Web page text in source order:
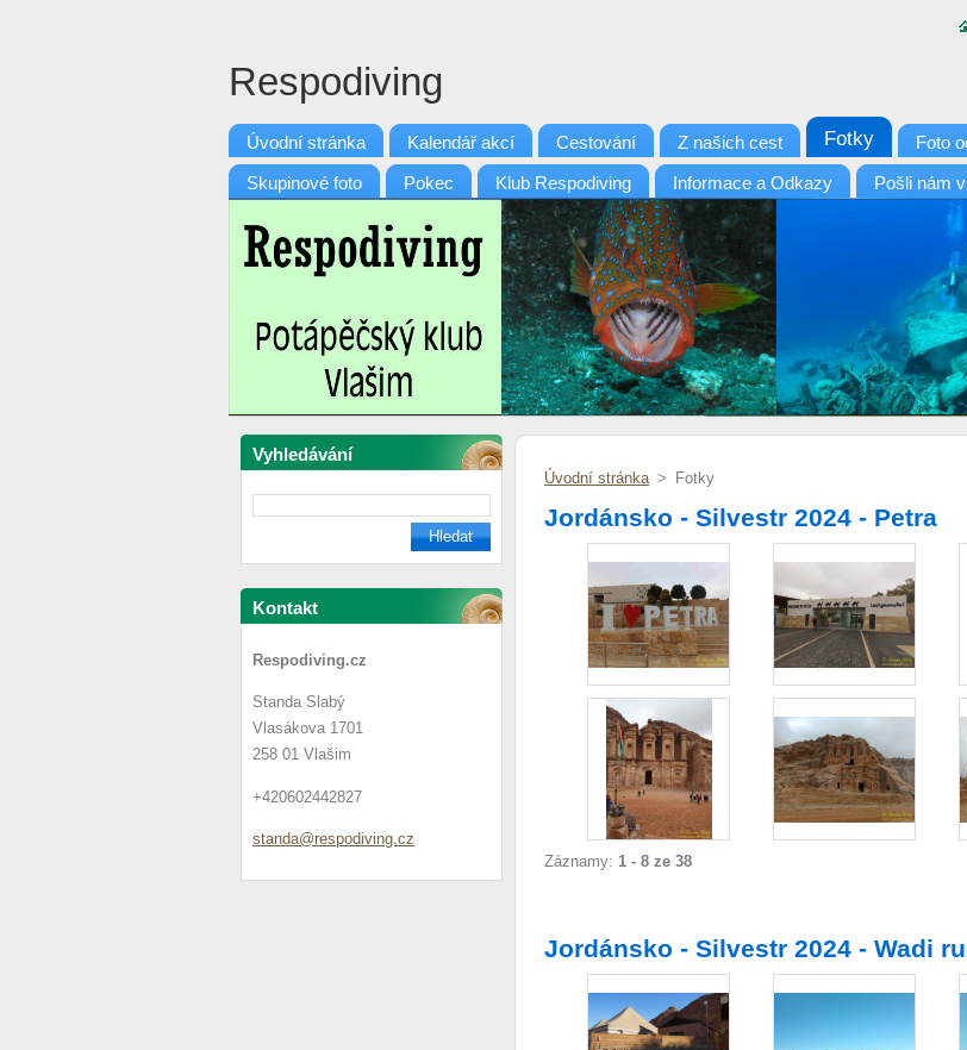
Respodiving
Úvodní stránka Kalendář akcí Cestování Z našich cest Fotky Foto
Skupinové foto Pokec Klub Respodiving Informace a Odkazy Pošli nám
Vyhledávání
Kontakt
Respodiving.cz
Standa Slabý
Vlasákova 1701
258 01 Vlašim
+420602442827
standa@respodiving.cz
Úvodní stránka > Fotky
Jordánsko - Silvestr 2024 - Petra
Záznamy: 1 - 8 ze 38
Jordánsko - Silvestr 2024 - Wadi